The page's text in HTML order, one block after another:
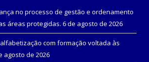
no processo de gestão e ordenamento
áreas protegidas. 6 de agosto de 2026
com formação voltada às
agosto de 2026